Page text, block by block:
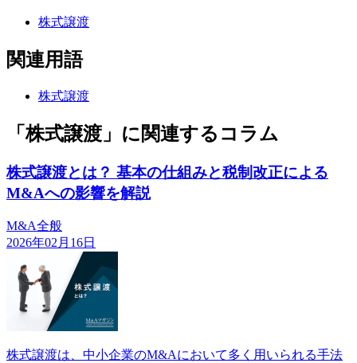
株式譲渡
関連用語
株式譲渡
「株式譲渡」に関連するコラム
株式譲渡とは？ 基本の仕組みと税制改正による
M&Aへの影響を解説
M&A全般
2026年02月16日
株式譲渡は、中小企業のM&Aにおいて多く用いられる手法